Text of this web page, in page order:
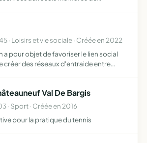
· Loisirs et vie sociale · Créée en 2022
a pour objet de favoriser le lien social
créer des réseaux d'entraide entre
Val De Bargis
· Sport · Créée en 2016
pour la pratique du tennis